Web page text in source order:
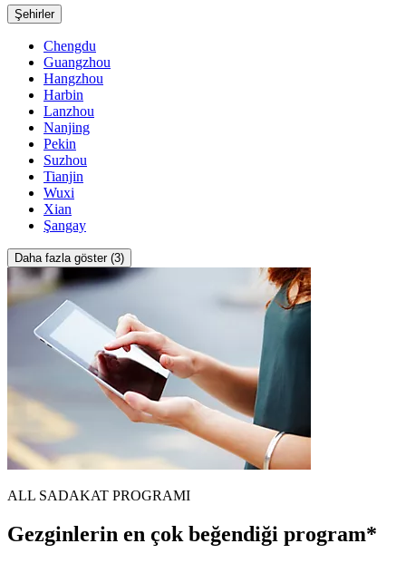
Şehirler
Chengdu
Guangzhou
Hangzhou
Harbin
Lanzhou
Nanjing
Pekin
Suzhou
Tianjin
Wuxi
Xian
Şangay
Daha fazla göster (3)
ALL SADAKAT PROGRAMI
Gezginlerin en çok beğendiği program*